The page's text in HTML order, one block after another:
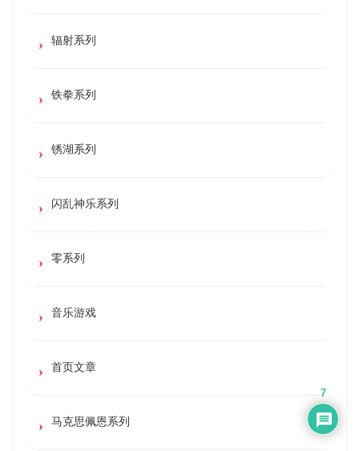
辐射系列
铁拳系列
锈湖系列
闪乱神乐系列
零系列
音乐游戏
首页文章
马克思佩恩系列
7